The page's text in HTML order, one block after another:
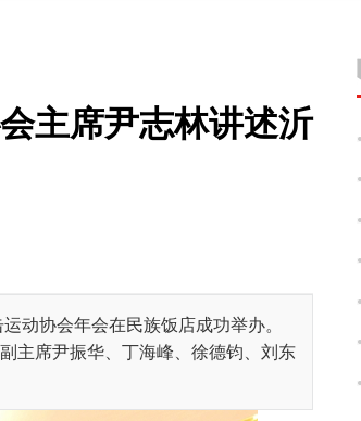
主席尹志林讲述沂
动协会年会在民族饭店成功举办。
主席尹振华、丁海峰、徐德钧、刘东